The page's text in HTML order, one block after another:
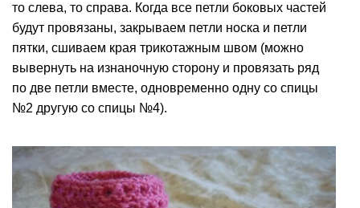
то слева, то справа. Когда все петли боковых частей
будут провязаны, закрываем петли носка и петли
пятки, сшиваем края трикотажным швом (можно
вывернуть на изнаночную сторону и провязать ряд
по две петли вместе, одновременно одну со спицы
№2 другую со спицы №4).